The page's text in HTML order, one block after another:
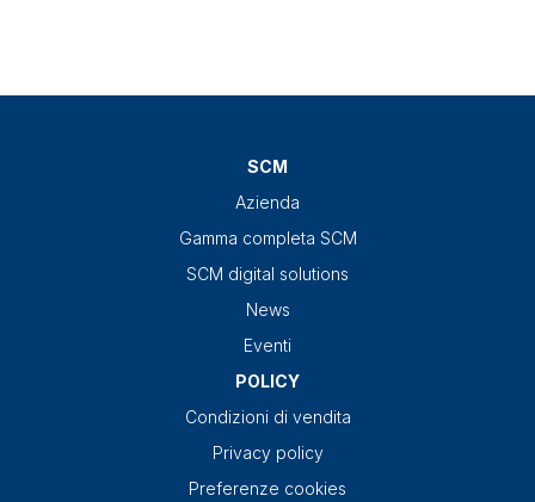
SCM
Azienda
Gamma completa SCM
SCM digital solutions
News
Eventi
POLICY
Condizioni di vendita
Privacy policy
Preferenze cookies